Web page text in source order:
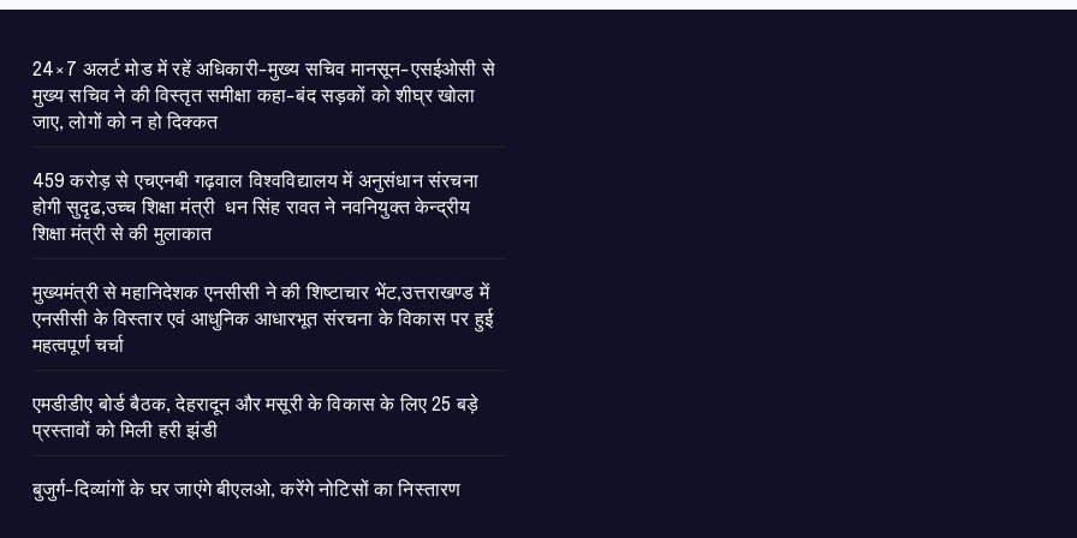
24×7 अलर्ट मोड में रहें अधिकारी-मुख्य सचिव मानसून-एसईओसी से
मुख्य सचिव ने की विस्तृत समीक्षा कहा-बंद सड़कों को शीघ्र खोला
जाए, लोगों को न हो दिक्कत
459 करोड़ से एचएनबी गढ़वाल विश्वविद्यालय में अनुसंधान संरचना
होगी सुदृढ,उच्च शिक्षा मंत्री धन सिंह रावत ने नवनियुक्त केन्द्रीय
शिक्षा मंत्री से की मुलाकात
मुख्यमंत्री से महानिदेशक एनसीसी ने की शिष्टाचार भेंट,उत्तराखण्ड में
एनसीसी के विस्तार एवं आधुनिक आधारभूत संरचना के विकास पर हुई
महत्वपूर्ण चर्चा
एमडीडीए बोर्ड बैठक, देहरादून और मसूरी के विकास के लिए 25 बड़े
प्रस्तावों को मिली हरी झंडी
बुजुर्ग-दिव्यांगों के घर जाएंगे बीएलओ, करेंगे नोटिसों का निस्तारण